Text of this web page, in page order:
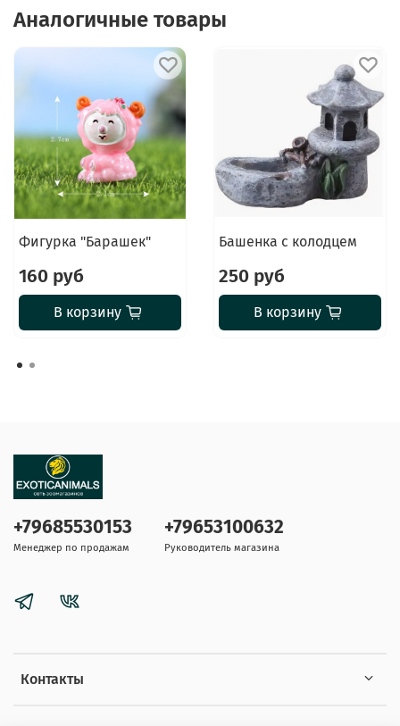
Аналогичные товары
Фигурка "Барашек"
160 руб
В корзину
Башенка с колодцем
250 руб
В корзину
Контакты
+79685530153
Менеджер по продажам
+79653100632
Руководитель магазина